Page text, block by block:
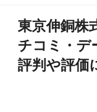
東京伸銅株
チコミ・デ
評判や評価